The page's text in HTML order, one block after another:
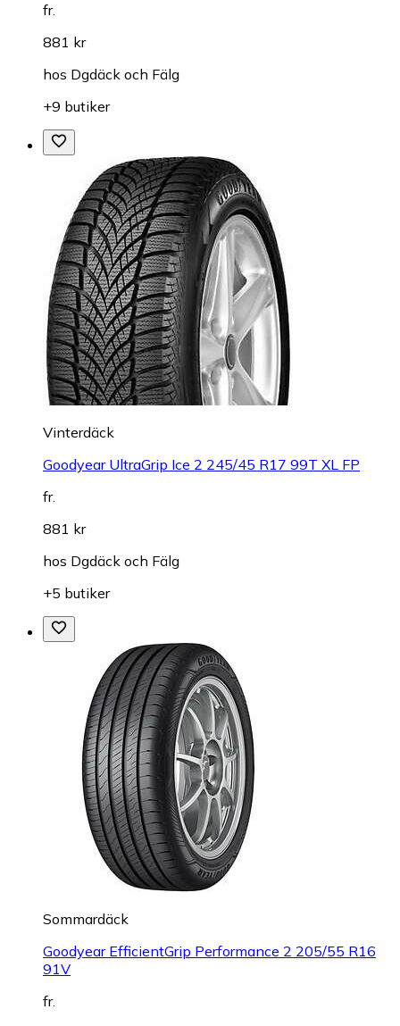
fr.
881 kr
hos Dgdäck och Fälg
+9 butiker
Vinterdäck
Goodyear UltraGrip Ice 2 245/45 R17 99T XL FP
fr.
881 kr
hos Dgdäck och Fälg
+5 butiker
Sommardäck
Goodyear EfficientGrip Performance 2 205/55 R16
91V
fr.